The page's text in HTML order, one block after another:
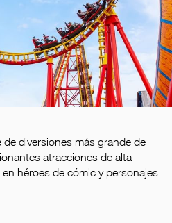
diversiones más grande de
atracciones de alta
héroes de cómic y personajes